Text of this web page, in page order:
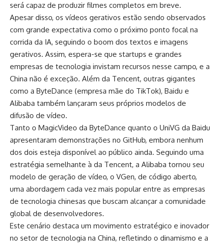
será capaz de produzir filmes completos em breve.
Apesar disso, os vídeos gerativos estão sendo observados
com grande expectativa como o próximo ponto focal na
corrida da IA, seguindo o boom dos textos e imagens
gerativos. Assim, espera-se que startups e grandes
empresas de tecnologia invistam recursos nesse campo, e a
China não é exceção. Além da Tencent, outras gigantes
como a ByteDance (empresa mãe do TikTok), Baidu e
Alibaba também lançaram seus próprios modelos de
difusão de vídeo.
Tanto o MagicVideo da ByteDance quanto o UniVG da Baidu
apresentaram demonstrações no GitHub, embora nenhum
dos dois esteja disponível ao público ainda. Seguindo uma
estratégia semelhante à da Tencent, a Alibaba tornou seu
modelo de geração de vídeo, o VGen, de código aberto,
uma abordagem cada vez mais popular entre as empresas
de tecnologia chinesas que buscam alcançar a comunidade
global de desenvolvedores.
Este cenário destaca um movimento estratégico e inovador
no setor de tecnologia na China, refletindo o dinamismo e a